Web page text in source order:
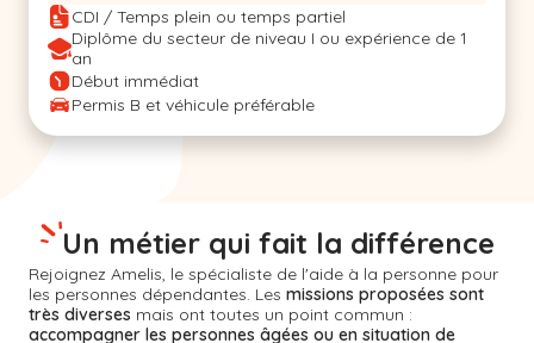
CDI / Temps plein ou temps partiel
Diplôme du secteur de niveau I ou expérience de 1
an
Début immédiat
Permis B et véhicule préférable
Rejoignez Amelis, le spécialiste de l'aide à la personne pour
les personnes dépendantes. Les missions proposées sont
très diverses mais ont toutes un point commun :
accompagner les personnes âgées ou en situation de
Un métier qui fait la différence